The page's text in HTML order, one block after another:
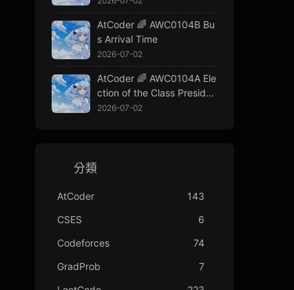
AtCoder 🌈 AWC0104B Bu
s Arrival Time
2026-07-02
AtCoder 🌈 AWC0104A Ele
ction of the Class Presiden
t2026-07-02
分類
AtCoder
143
CSES
6
Codeforces
74
GradProb
7